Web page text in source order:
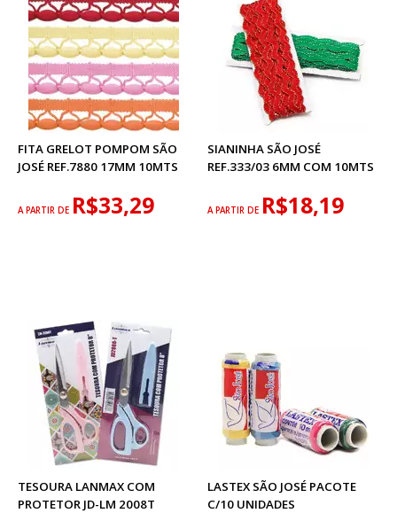
FITA GRELOT POMPOM SÃO
JOSÉ REF.7880 17MM 10MTS
A PARTIR DE R$33,29
SIANINHA SÃO JOSÉ
REF.333/03 6MM COM 10MTS
A PARTIR DE R$18,19
TESOURA LANMAX COM
PROTETOR JD-LM 2008T
LASTEX SÃO JOSÉ PACOTE
C/10 UNIDADES